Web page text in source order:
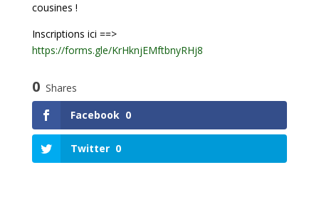
cousines !
Inscriptions ici ==>
https://forms.gle/KrHknjEMftbnyRHj8
0 Shares
Facebook 0
Twitter 0